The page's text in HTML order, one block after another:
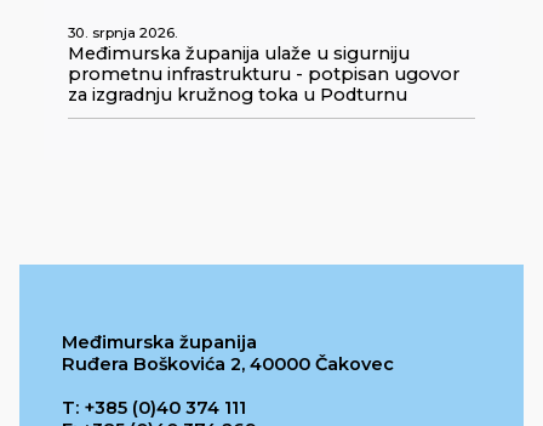
30. srpnja 2026.
Međimurska županija ulaže u sigurniju
prometnu infrastrukturu - potpisan ugovor
za izgradnju kružnog toka u Podturnu
Međimurska županija
Ruđera Boškovića 2, 40000 Čakovec
T: +385 (0)40 374 111